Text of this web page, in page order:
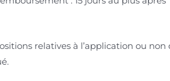
relatives à l’application ou non